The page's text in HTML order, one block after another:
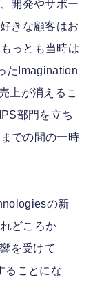
開発やサポー
きな顧客はお
っとも当時は
たImagination
上が消えるこ
部門を立ち
での間の一時
の新
どころか
を受けて
ることにな